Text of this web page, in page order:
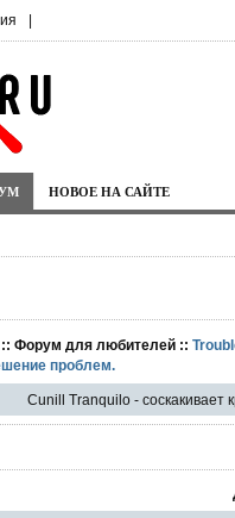
|
НОВОЕ НА САЙТЕ
:: Форум для любителей ::
проблем.
Cunill Tranquilo - соскакивает